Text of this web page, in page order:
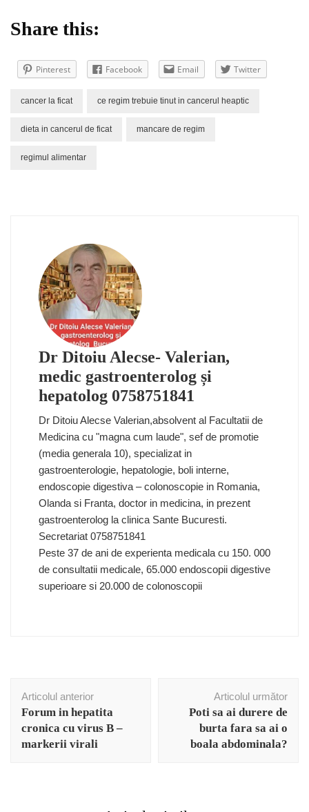
Share this:
Pinterest Facebook Email Twitter
cancer la ficat ce regim trebuie tinut in cancerul heaptic
dieta in cancerul de ficat mancare de regim
regimul alimentar
Dr Ditoiu Alecse- Valerian,
medic gastroenterolog și
hepatolog 0758751841
Dr Ditoiu Alecse Valerian,absolvent al Facultatii de
Medicina cu "magna cum laude", sef de promotie
(media generala 10), specializat in
gastroenterologie, hepatologie, boli interne,
endoscopie digestiva – colonoscopie in Romania,
Olanda si Franta, doctor in medicina, in prezent
gastroenterolog la clinica Sante Bucuresti.
Secretariat 0758751841
Peste 37 de ani de experienta medicala cu 150. 000
de consultatii medicale, 65.000 endoscopii digestive
superioare si 20.000 de colonoscopii
în
articole
Articolul anterior
Forum in hepatita
cronica cu virus B –
markerii virali
Articolul următor
Poti sa ai durere de
burta fara sa ai o
boala abdominala?